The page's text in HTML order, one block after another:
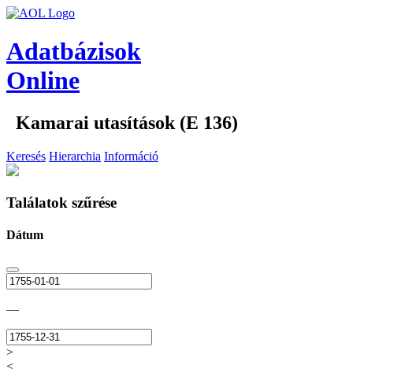
Adatbázisok
Online
Kamarai utasítások (E 136)
Keresés Hierarchia Információ
Találatok szűrése
Dátum
—
>
<